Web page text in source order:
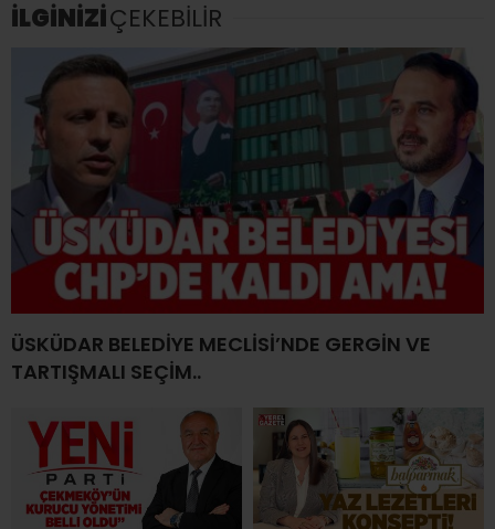
İLGİNİZİÇEKEBİLİR
ÜSKÜDAR BELEDİYE MECLİSİ’NDE GERGİN VE
TARTIŞMALI SEÇİM..